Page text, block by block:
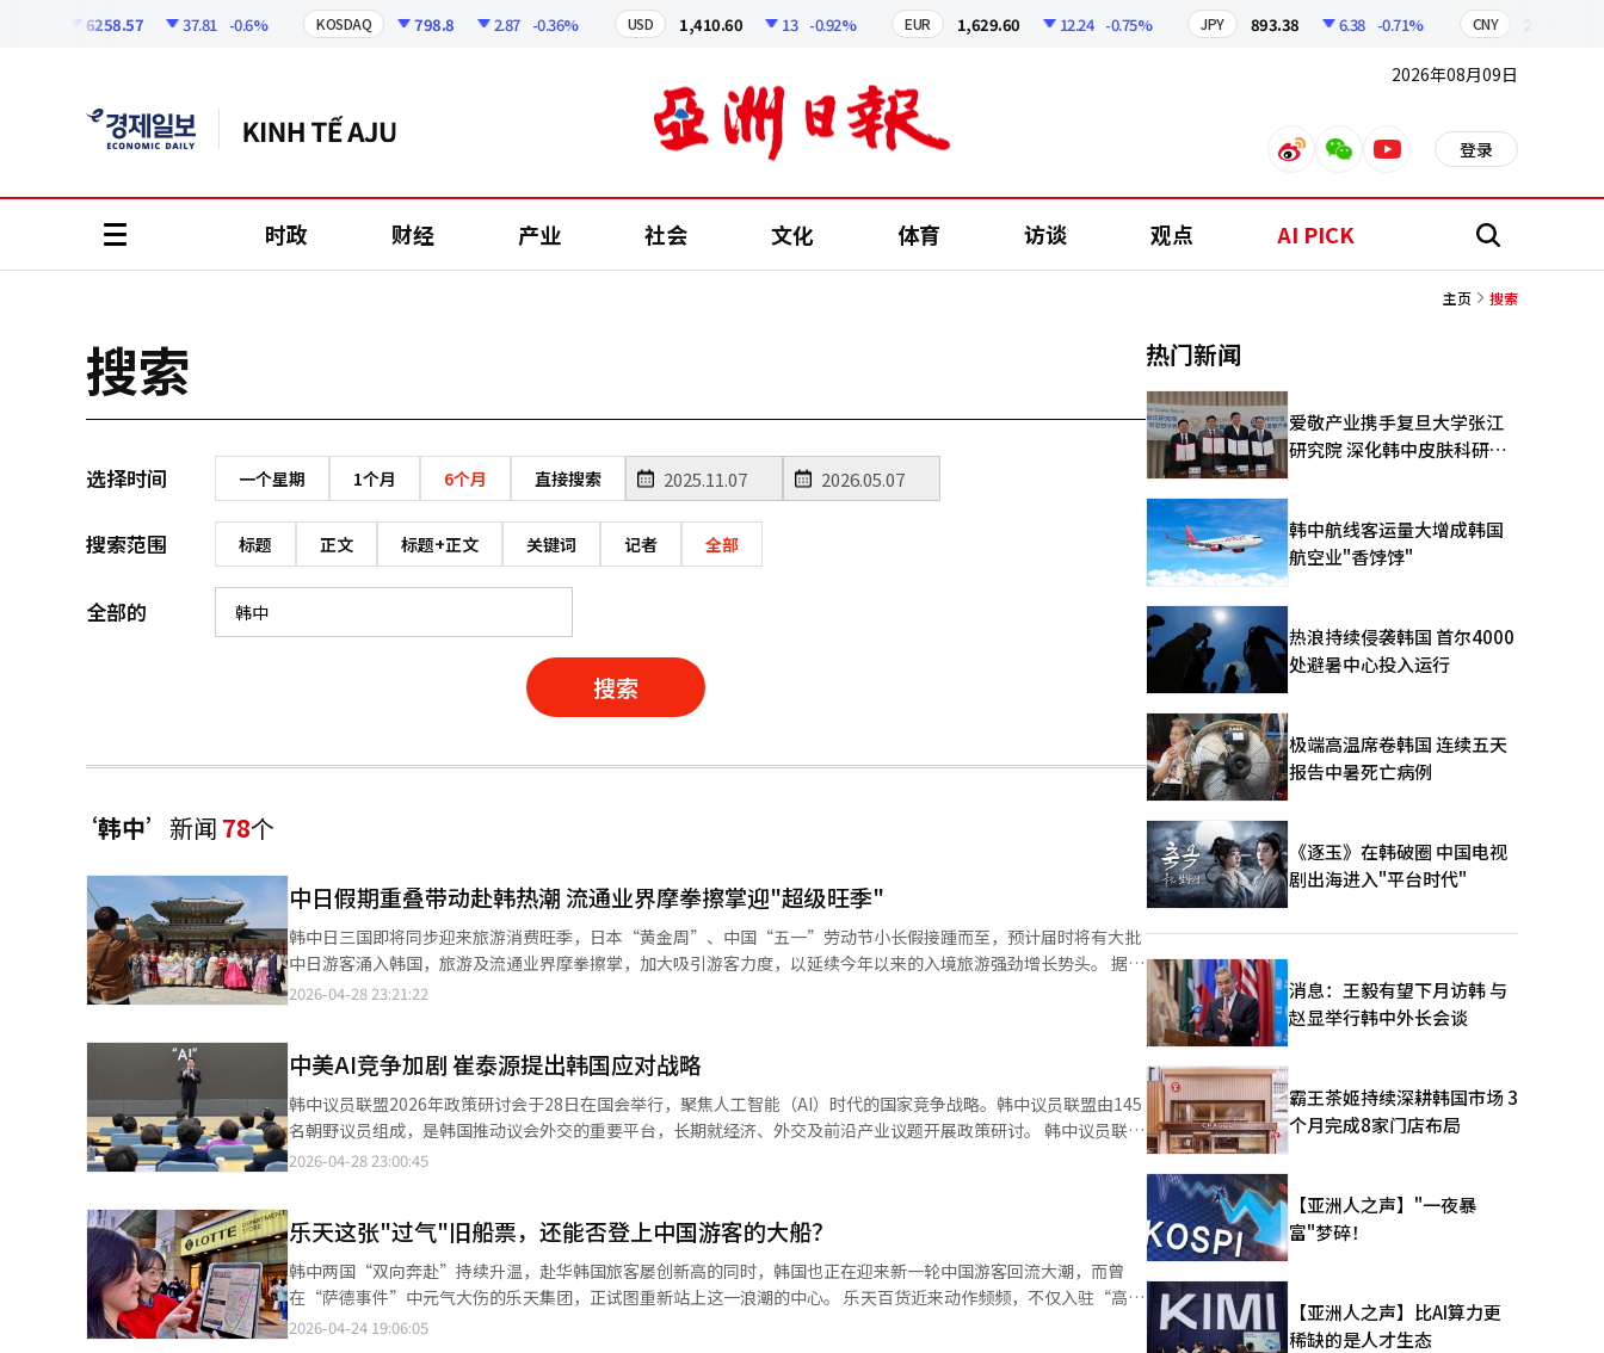
6258.57 37.81 -0.6% KOSDAQ 798.8 2.87 -0.36% USD 1,410.60 13 -0.92% EUR 1,629.60 12.24 -0.75% JPY 893.38 6.38 -0.71% CNY
2026年08月09日
weiboweixinyoutube 登录
时政 财经 产业 社会 文化 体育 访谈 观点 AI PICK 搜
主页 搜索
搜索
选择时间 一个星期 1个月 6个月 直接搜索
搜索范围 标题 正文 标题+正文 关键词 记者 全部
全部的
搜索
‘韩中’ 新闻 78个
中日假期重叠带动赴韩热潮 流通业界摩拳擦掌迎"超级旺季"
韩中日三国即将同步迎来旅游消费旺季，日本“黄金周”、中国“五一”劳动节小长假接踵而至，预计届时将有大批
中日游客涌入韩国，旅游及流通业界摩拳擦掌，加大吸引游客力度，以延续今年以来的入境旅游强劲增长势头。 据韩
国文化体育观光部（以下简称文体部）28日消息，将携手韩国旅游发展局，抢抓“黄金假期”契机，大力吸引中日游
达10至11万人次。 文体部将面向日本游客推出“家庭友好型”宣传活动，提供机票折扣、额外行李额度及免税店优
惠券等福利。同时，对距离较近的福冈等九州地区，将开展吸引赴釜山旅行的推广活动，并通过航空、轮渡及邮轮项
目折扣，激活地方旅游。 预计中国“五一”劳动节假期期间，邮轮抵港和航空需求将大幅增加。旅游发展局将在金海
国际机场设立欢迎展位，首尔市与中国东方航空合作，在上海、青岛、南京等主要韩中航线的出发机场候机区摆放欢
迎宣传册，从游客旅程的起始阶段便开始提供贴心服务。 韩国文体部长官崔辉永表示，尽管近期中东局势导致国际旅
要假期重叠，韩国流通业界全力备战迎接外国游客。今年第一季度，韩国流通业已因外国游客需求增长迎来转机。乐
天百货第一季度外国游客销售额同比增长100%，远高于去年同期的40%，明洞总店销售额增幅高达130%。新世界
百货外国游客销售额增长80%，总店增长140%，现代百货首尔店也增长121%。 新世界百货奢侈品销售额同比增幅
超150%，化妆品增长153.0%，男装增长111.7%，奢侈手表和女装分别增长85.6%和67.9%。 各大免税店也推出多
种营销活动。新世界免税店在成立10周年之际推出线上线下整合促销，最高提供90%的折扣，结合购物补贴及社交媒
2026-04-28 23:21:22
中美AI竞争加剧 崔泰源提出韩国应对战略
韩中议员联盟2026年政策研讨会于28日在国会举行，聚焦人工智能（AI）时代的国家竞争战略。韩中议员联盟由145
名朝野议员组成，是韩国推动议会外交的重要平台，长期就经济、外交及前沿产业议题开展政策研讨。 韩中议员联盟
会长金太年在致辞中表示，AI不仅对产业与经济产生深远影响，也正在重塑日常生活与全球贸易格局。他指出，当前
探索与日本开展更高层级的经济协同，以提升自身竞争力。 崔泰源将AI数据中心比作“生产智能的工厂”，并直指韩
国相关基础设施存在明显短板，目前可用于AI运算的数据中心占比不足5%。他认为，AI发展的核心瓶颈在于数据中
心所需的资金、电力、GPU及存储芯片等关键资源。据其测算，建设1吉瓦（GW）级AI数据中心约需500亿美元投
资，此外还须同步解决电力供给与输电效率问题。 在电力保障方面，崔泰源表示，AI数据中心的稳定运行需要高于名
义装机容量的备用电力。韩国虽具备较高的电力储备率，但输电效率仍是明显短板；相比之下，中国在电力生产规模
2026-04-28 23:00:45
乐天这张"过气"旧船票，还能否登上中国游客的大船？
韩中两国“双向奔赴”持续升温，赴华韩国旅客屡创新高的同时，韩国也正在迎来新一轮中国游客回流大潮，而曾
在“萨德事件”中元气大伤的乐天集团，正试图重新站上这一浪潮的中心。 乐天百货近来动作频频，不仅入驻“高德
地图”“大众点评”等中国用户常用的消费平台，还在即将到来的五一“黄金周”期间面向中国游客推出一系列花式
2026-04-24 19:06:05
热门新闻
爱敬产业携手复旦大学张江
研究院 深化韩中皮肤科研合
韩中航线客运量大增成韩国
航空业"香饽饽"
热浪持续侵袭韩国 首尔4000
处避暑中心投入运行
极端高温席卷韩国 连续五天
报告中暑死亡病例
《逐玉》在韩破圈 中国电视
剧出海进入"平台时代"
消息：王毅有望下月访韩 与
赵显举行韩中外长会谈
霸王茶姬持续深耕韩国市场 3
个月完成8家门店布局
【亚洲人之声】"一夜暴
富"梦碎！
【亚洲人之声】比AI算力更
稀缺的是人才生态